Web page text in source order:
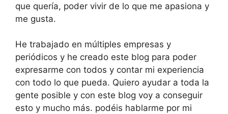
que quería, poder vivir de lo que me apasiona y
me gusta.
He trabajado en múltiples empresas y
periódicos y he creado este blog para poder
expresarme con todos y contar mi experiencia
con todo lo que pueda. Quiero ayudar a toda la
gente posible y con este blog voy a conseguir
esto y mucho más. podéis hablarme por mi